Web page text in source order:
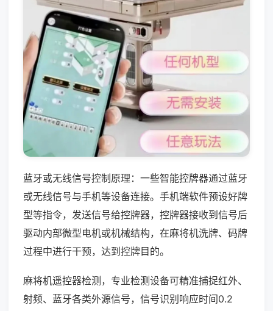
蓝牙或无线信号控制原理：一些智能控牌器通过蓝牙
或无线信号与手机等设备连接。手机端软件预设好牌
型等指令，发送信号给控牌器，控牌器接收到信号后
驱动内部微型电机或机械结构，在麻将机洗牌、码牌
过程中进行干预，达到控牌目的。
麻将机遥控器检测，专业检测设备可精准捕捉红外、
射频、蓝牙各类外源信号，信号识别响应时间0.2